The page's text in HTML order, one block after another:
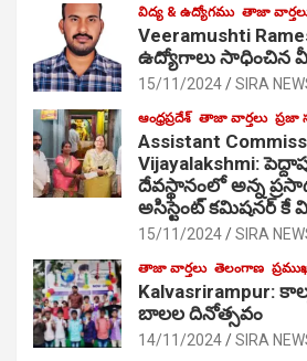
విద్య & ఉద్యోగము తాజా
Veeramushti
ఉద్యోగాలు సాధించిన
15/11/2024 SIRA
ఆంధ్రప్రదేశ్ తాజా వార్తలు ప్రజా
Assistant
Vijayalakshmi:
దేవస్థానంలో అన్న
అసిస్టెంట్ కమిషనర్ కే
15/11/2024 SIRA
తాజా వార్తలు తెలంగాణ
Kalvasrirampur:
బాలల దినోత్సవం
14/11/2024 SIRA